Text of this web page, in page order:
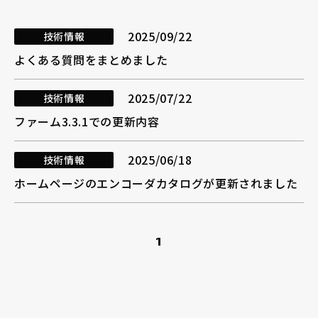
お電話でのお問い合わせ
電話をかける
技術情報
2025/09/22
よくある質問をまとめました
技術情報
2025/07/22
ファーム3.3.1での更新内容
技術情報
2025/06/18
ホームページのエンコーダカタログが更新されました
1